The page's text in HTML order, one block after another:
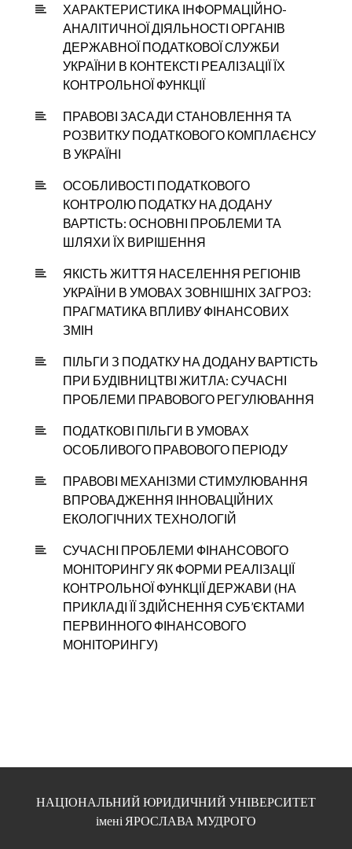
ХАРАКТЕРИСТИКА ІНФОРМАЦІЙНО-
АНАЛІТИЧНОЇ ДІЯЛЬНОСТІ ОРГАНІВ
ДЕРЖАВНОЇ ПОДАТКОВОЇ СЛУЖБИ
УКРАЇНИ В КОНТЕКСТІ РЕАЛІЗАЦІЇ ЇХ
КОНТРОЛЬНОЇ ФУНКЦІЇ
ПРАВОВІ ЗАСАДИ СТАНОВЛЕННЯ ТА
РОЗВИТКУ ПОДАТКОВОГО КОМПЛАЄНСУ
В УКРАЇНІ
ОСОБЛИВОСТІ ПОДАТКОВОГО
КОНТРОЛЮ ПОДАТКУ НА ДОДАНУ
ВАРТІСТЬ: ОСНОВНІ ПРОБЛЕМИ ТА
ШЛЯХИ ЇХ ВИРІШЕННЯ
ЯКІСТЬ ЖИТТЯ НАСЕЛЕННЯ РЕГІОНІВ
УКРАЇНИ В УМОВАХ ЗОВНІШНІХ ЗАГРОЗ:
ПРАГМАТИКА ВПЛИВУ ФІНАНСОВИХ
ЗМІН
ПІЛЬГИ З ПОДАТКУ НА ДОДАНУ ВАРТІСТЬ
ПРИ БУДІВНИЦТВІ ЖИТЛА: СУЧАСНІ
ПРОБЛЕМИ ПРАВОВОГО РЕГУЛЮВАННЯ
ПОДАТКОВІ ПІЛЬГИ В УМОВАХ
ОСОБЛИВОГО ПРАВОВОГО ПЕРІОДУ
ПРАВОВІ МЕХАНІЗМИ СТИМУЛЮВАННЯ
ВПРОВАДЖЕННЯ ІННОВАЦІЙНИХ
ЕКОЛОГІЧНИХ ТЕХНОЛОГІЙ
СУЧАСНІ ПРОБЛЕМИ ФІНАНСОВОГО
МОНІТОРИНГУ ЯК ФОРМИ РЕАЛІЗАЦІЇ
КОНТРОЛЬНОЇ ФУНКЦІЇ ДЕРЖАВИ (НА
ПРИКЛАДІ ЇЇ ЗДІЙСНЕННЯ СУБ’ЄКТАМИ
ПЕРВИННОГО ФІНАНСОВОГО
МОНІТОРИНГУ)
НАЦІОНАЛЬНИЙ ЮРИДИЧНИЙ УНІВЕРСИТЕТ
імені ЯРОСЛАВА МУДРОГО